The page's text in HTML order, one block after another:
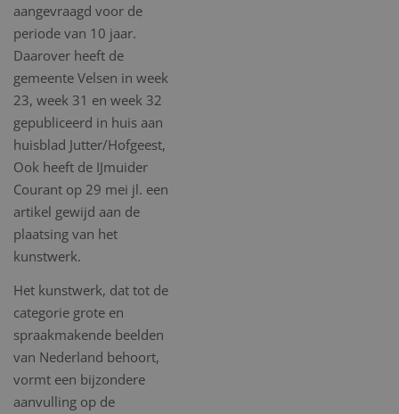
aangevraagd voor de
periode van 10 jaar.
Daarover heeft de
gemeente Velsen in week
23, week 31 en week 32
gepubliceerd in huis aan
huisblad Jutter/Hofgeest,
Ook heeft de IJmuider
Courant op 29 mei jl. een
artikel gewijd aan de
plaatsing van het
kunstwerk.
Het kunstwerk, dat tot de
categorie grote en
spraakmakende beelden
van Nederland behoort,
vormt een bijzondere
aanvulling op de